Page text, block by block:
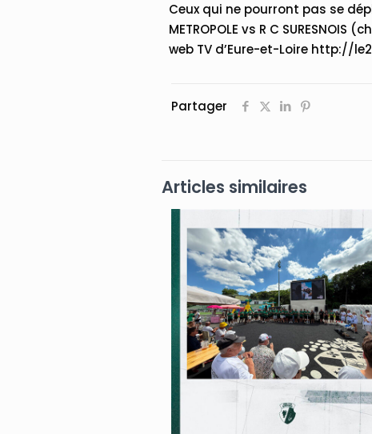
Ceux qui ne pourront pas se
METROPOLE vs R C
web TV d’Eure-et-Loire http://
Partager
Articles similaires